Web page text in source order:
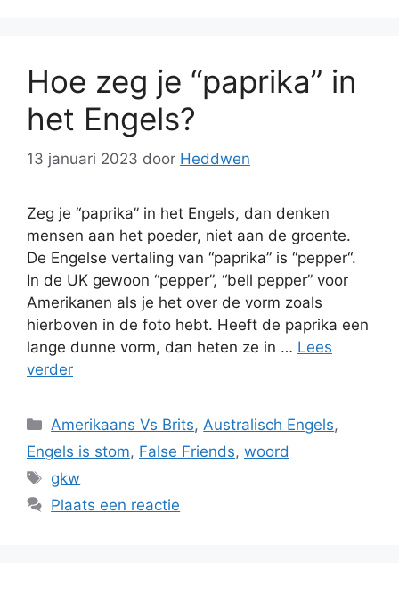
Hoe zeg je “paprika” in
het Engels?
13 januari 2023 door Heddwen
Zeg je “paprika” in het Engels, dan denken
mensen aan het poeder, niet aan de groente.
De Engelse vertaling van “paprika” is “pepper“.
In de UK gewoon “pepper”, “bell pepper” voor
Amerikanen als je het over de vorm zoals
hierboven in de foto hebt. Heeft de paprika een
lange dunne vorm, dan heten ze in … Lees
verder
Categorieën
Amerikaans Vs Brits, Australisch Engels,
Engels is stom, False Friends, woord
Tags
gkw
Plaats een reactie